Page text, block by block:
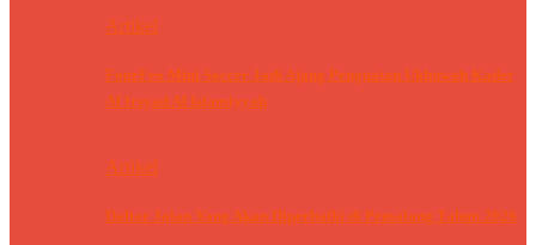
Artikel
FourFeo Mini Soccer Jadi Ajang Penguatan Ukhuwah Kader
Al Irsyad Al Islamiyyah
Artikel
Daftar Jalan Yang Akan Diperbaiki di Pemalang Tahun 2026